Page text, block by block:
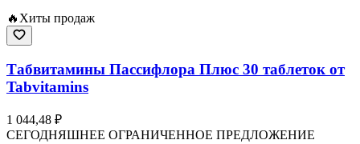
🔥 Хиты продаж
Табвитамины Пассифлора Плюс 30 таблеток от
Tabvitamins
1 044,48 ₽
СЕГОДНЯШНЕЕ ОГРАНИЧЕННОЕ ПРЕДЛОЖЕНИЕ